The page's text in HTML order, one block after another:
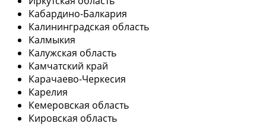
Кабардино-Балкария
Калининградская область
Калмыкия
Калужская область
Камчатский край
Карачаево-Черкесия
Карелия
Кемеровская область
Кировская область